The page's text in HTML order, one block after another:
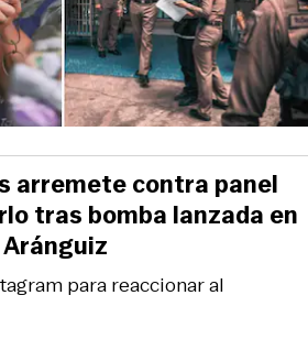
para reaccionar al
arremete contra panel
tras bomba lanzada en